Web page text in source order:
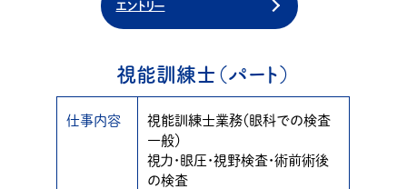
エントリー
視能訓練士（パート）
仕事内容
視能訓練士業務（眼科での検査
一般）
視力・眼圧・視野検査・術前術後
の検査